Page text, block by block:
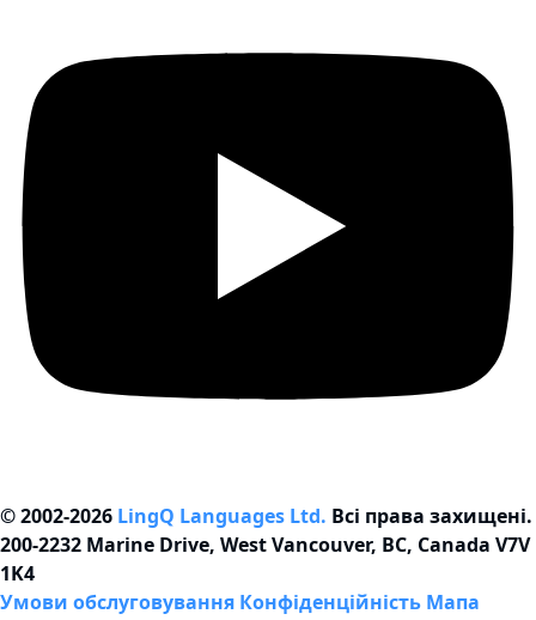
© 2002-2026 LingQ Languages Ltd. Всі права захищені.
200-2232 Marine Drive, West Vancouver, BC, Canada V7V
1K4
Умови обслуговування Конфіденційність Мапа